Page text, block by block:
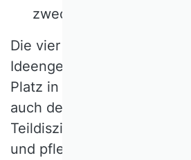
zweckmäßig als früher.
Die vier Gesichtspunkte
Ideengeschichte einen
Platz in Lehre und
auch der
Teildisziplinen,
und pflegt das Tafelsilber